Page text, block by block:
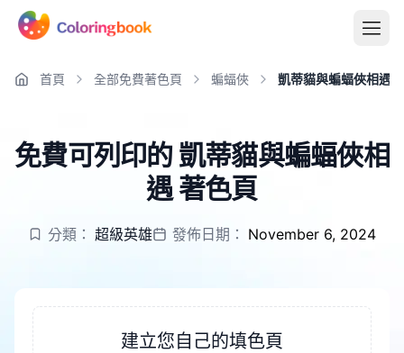
首頁 全部免費著色頁 蝙蝠俠 凱蒂貓與蝙蝠俠相遇
免費可列印的 凱蒂貓與蝙蝠俠相
遇 著色頁
分類： 超級英雄 發佈日期： November 6, 2024
建立您自己的填色頁